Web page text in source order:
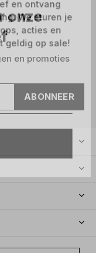
en ontvang
We sturen je
acties en
geldig op sale!
onze
en promoties
ABONNEER